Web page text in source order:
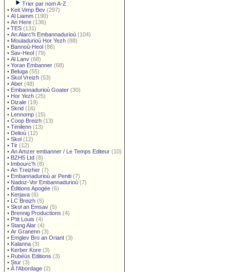
Trier par nom A-Z
• Keit Vimp Bev (297)
• Al Liamm (190)
• An Here (136)
• TES (131)
• An Alarc'h Embannadurioù (104)
• Mouladurioù Hor Yezh (88)
• Bannoù-Heol (86)
• Sav-Heol (79)
• Al Lanv (68)
• Yoran Embanner (68)
• Beluga (55)
• Skol Vreizh (53)
• Aber (48)
• Embannadurioù Goater (30)
• Hor Yezh (25)
• Dizale (19)
• Skrid (16)
• Lennomp (15)
• Coop Breizh (13)
• Timilenn (13)
• Delioù (12)
• Skol (12)
• Tir (12)
• An Amzer embanner / Le Temps Editeur (10)
• BZH5 Ltd (8)
• Imbourc'h (8)
• An Treizher (7)
• Embannadurioù ar Peniti (7)
• Nadoz-Vor Embannadurioù (7)
• Éditions Apogée (6)
• Kerjava (6)
• LC Breizh (5)
• Skol an Emsav (5)
• Brennig Productions (4)
• P'tit Louis (4)
• Stang Alar (4)
• Ar Granenn (3)
• Emglev Bro an Oriant (3)
• Kalanna (3)
• Kerber Kore (3)
• Rubéüs Editions (3)
• Stur (3)
• À l'Abordage (2)